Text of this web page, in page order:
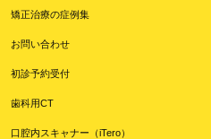
矯正治療の症例集
お問い合わせ
初診予約受付
歯科用CT
口腔内スキャナー（iTero）